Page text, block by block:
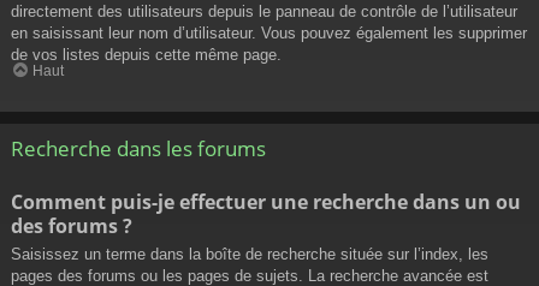
directement des utilisateurs depuis le panneau de contrôle de l’utilisateur
en saisissant leur nom d’utilisateur. Vous pouvez également les supprimer
de vos listes depuis cette même page.
Haut
Recherche dans les forums
Comment puis-je effectuer une recherche dans un ou
des forums ?
Saisissez un terme dans la boîte de recherche située sur l’index, les
pages des forums ou les pages de sujets. La recherche avancée est